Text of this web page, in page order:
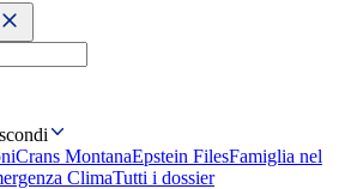
Crans MontanaEpstein FilesFamiglia nel
ClimaTutti i dossier